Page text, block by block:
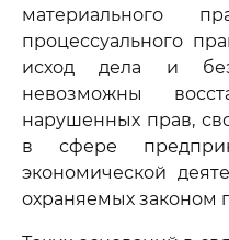
материального
процессуального
исход дела и
невозможны
нарушенных прав,
в сфере
экономической
охраняемых законом